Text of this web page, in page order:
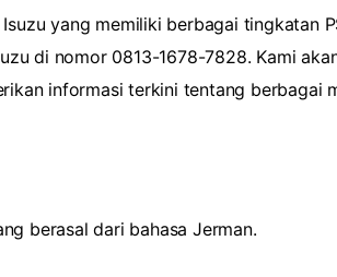
yang memiliki berbagai tingkatan
di nomor 0813-1678-7828. Kami
informasi terkini tentang berbagai
berasal dari bahasa Jerman.